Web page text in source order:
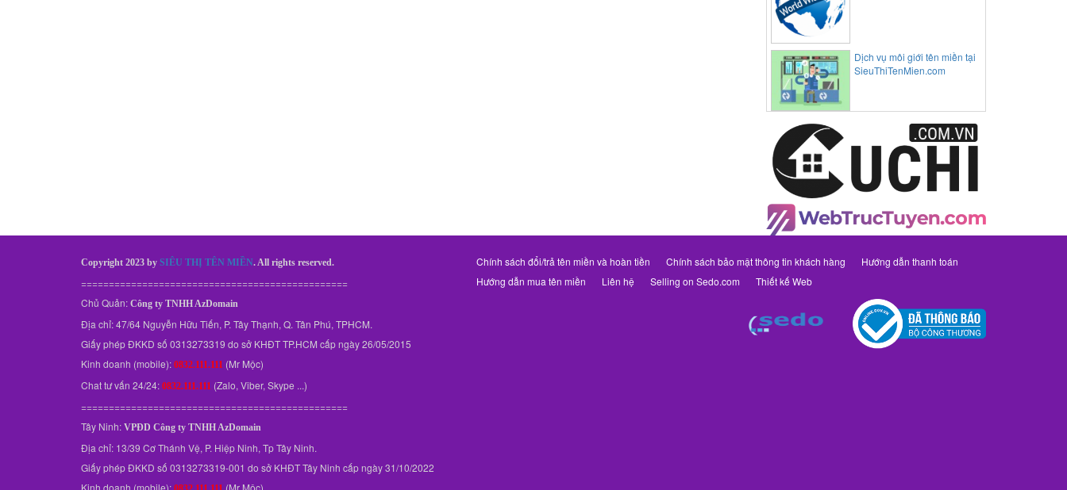
Dịch vụ môi giới tên miền tại
SieuThiTenMien.com
Copyright 2023 by SIÊU THỊ TÊN MIỀN. All rights reserved.
================================================
Chủ Quản: Công ty TNHH AzDomain
Địa chỉ: 47/64 Nguyễn Hữu Tiến, P. Tây Thạnh, Q. Tân Phú, TPHCM.
Giấy phép ĐKKD số 0313273319 do sở KHĐT TP.HCM cấp ngày 26/05/2015
Kinh doanh (mobile): 0832.111.111 (Mr Mộc)
Chat tư vấn 24/24: 0832.111.111 (Zalo, Viber, Skype ...)
================================================
Tây Ninh: VPĐD Công ty TNHH AzDomain
Địa chỉ: 13/39 Cơ Thánh Vệ, P. Hiệp Ninh, Tp Tây Ninh.
Giấy phép ĐKKD số 0313273319-001 do sở KHĐT Tây Ninh cấp ngày 31/10/2022
Kinh doanh (mobile):
(Mr Mộc)
Chính sách đổi/trả tên miền và hoàn tiền Chính sách bảo mật thông tin khách hàng
Hướng dẫn thanh toán
Hướng dẫn mua tên miền
Liên hệ Selling on Sedo.com Thiết kế Web